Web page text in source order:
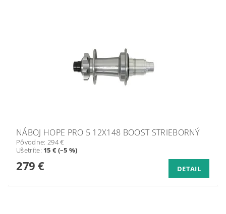
NÁBOJ HOPE PRO 5 12X148 BOOST STRIEBORNÝ
Pôvodne: 294 €
Ušetríte: 15 € (–5 %)
279 € DETAIL